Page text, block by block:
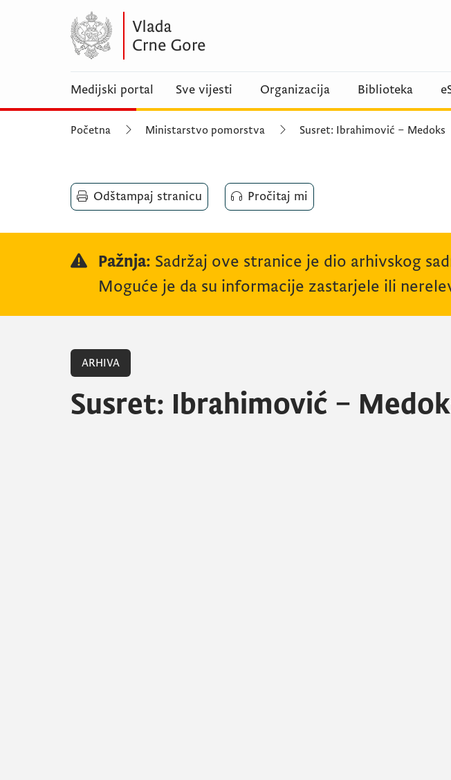
Medijski portal Sve vijesti Organizacija Biblioteka
Početna Ministarstvo pomorstva Susret: Ibrahimović – Medoks
Odštampaj stranicu Pročitaj mi
Pažnja: Sadržaj ove stranice je dio arhivskog
Moguće je da su informacije zastarjele ili
ARHIVA
Susret: Ibrahimović –